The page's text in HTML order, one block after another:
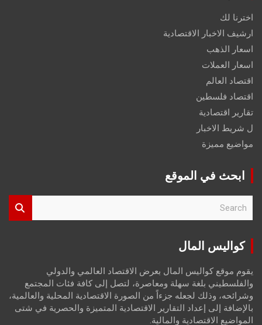
اخترنا لك
ارشيف الاخبار الاقتصادية
اسعار الذهب
اسعار العملات
اقتصاد العالم
اقتصاد فلسطين
تقارير اقتصادية
ل شريط الاخبار
مواضيع مميزة
ابحث في الموقع
r
كواليس المال
يقوم موقع كواليس المال بعرض الاقتصاد العالمي والدولي
والفلسطيني بلغة سهلة ومعاصرة، لتصل إلى كافة فئات المجتمع
وشرائحه، وذلك لجعله جزءاً من الصورة الاقتصادية المحلية والعالمية،
بالإضافة إلى إعداد التقارير الاقتصادية المتميزة والحصرية في شتى
المواضيع الاقتصادية والمالية.